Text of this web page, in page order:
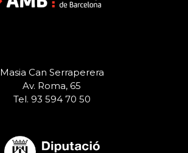
Masia Can Serraperera
Av. Roma, 65
Tel. 93 594 70 50